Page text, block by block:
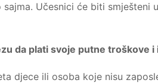
Učesnici će biti smješteni
da plati svoje putne troškove
djece ili osoba koje nisu